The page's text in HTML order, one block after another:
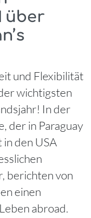
über
und Flexibilität
wichtigsten
In der
der in Paraguay
den USA
berichten von
einen
abroad.